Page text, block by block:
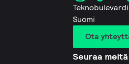
Suomi
Ota
Seuraa meitä